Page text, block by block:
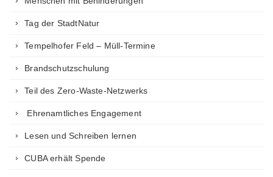
Tag der StadtNatur
Tempelhofer Feld – Müll-Termine
Brandschutzschulung
Teil des Zero-Waste-Netzwerks
Ehrenamtliches Engagement
Lesen und Schreiben lernen
CUBA erhält Spende